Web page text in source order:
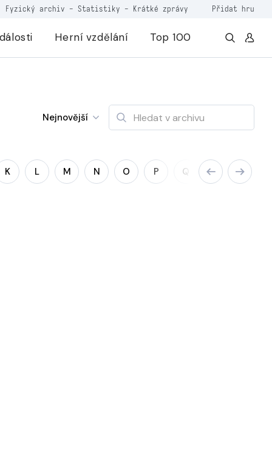
Fyzický archiv - Statistiky - Krátké zprávy Přidat hru
Herní vzdělání Top 100
Nejnovější
K L M N O P Q R S